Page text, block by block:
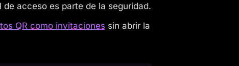
de acceso es parte de la seguridad.
QR como invitaciones sin abrir la